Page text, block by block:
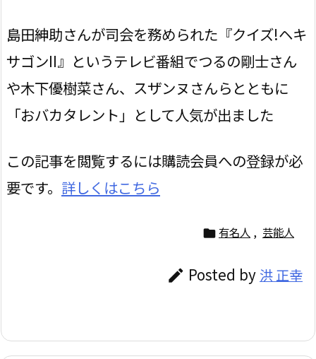
島田紳助さんが司会を務められた『クイズ!ヘキ
サゴンII』というテレビ番組でつるの剛士さん
や木下優樹菜さん、スザンヌさんらとともに
「おバカタレント」として人気が出ました
この記事を閲覧するには購読会員への登録が必
要です。 詳しくはこちら
 有名人 , 芸能人
 Posted by 洪 正幸